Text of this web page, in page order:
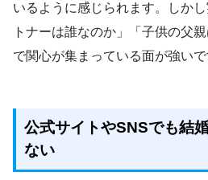
いるように感じられます。しか
トナーは誰なのか」「子供の父
で関心が集まっている面が強いで
公式サイトやSNSでも結
ない